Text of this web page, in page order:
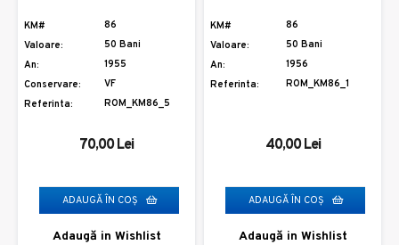
KM#
86
Valoare:
50 Bani
An:
1955
Conservare:
VF
Referinta:
ROM_KM86_5
70,00 Lei
ADAUGĂ ÎN COŞ
Adaugă in Wishlist
KM#
86
Valoare:
50 Bani
An:
1956
Referinta:
ROM_KM86_1
40,00 Lei
ADAUGĂ ÎN COŞ
Adaugă in Wishlist